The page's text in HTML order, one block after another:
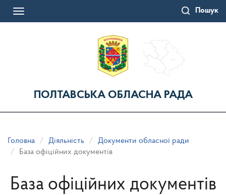
Пошук
Toggle
ПОЛТАВСЬКА ОБЛАСНА РАДА
Головна Діяльність
Документи обласної ради
База офіційних документів
База офіційних документів